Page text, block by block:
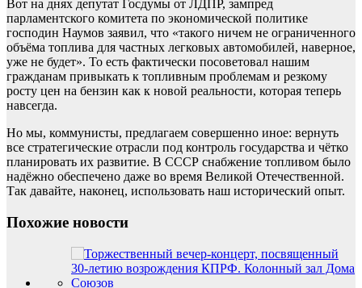
Вот на днях депутат Госдумы от ЛДПР, зампред
парламентского комитета по экономической политике
господин Наумов заявил, что «такого ничем не ограниченного
объёма топлива для частных легковых автомобилей, наверное,
уже не будет». То есть фактически посоветовал нашим
гражданам привыкать к топливным проблемам и резкому
росту цен на бензин как к новой реальности, которая теперь
навсегда.
Но мы, коммунисты, предлагаем совершенно иное: вернуть
все стратегические отрасли под контроль государства и чётко
планировать их развитие. В СССР снабжение топливом было
надёжно обеспечено даже во время Великой Отечественной.
Так давайте, наконец, использовать наш исторический опыт.
Похожие новости